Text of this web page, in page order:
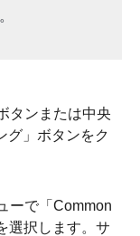
タンまたは中央
グ」ボタンをク
ーで「Common
選択します。サ